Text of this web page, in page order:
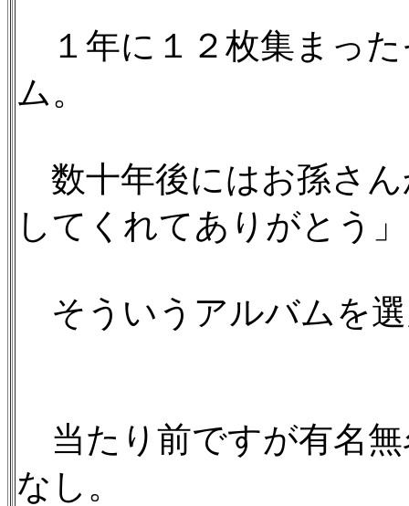
１年に１２枚集まっ
ム。
数十年後にはお孫さん
してくれてありがとう
そういうアルバムを
当たり前ですが有名無
なし。